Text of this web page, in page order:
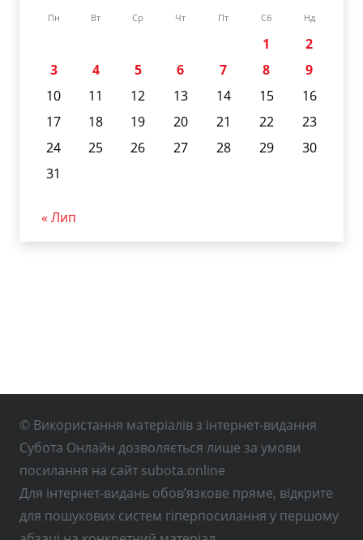
Пн Вт Ср Чт Пт Сб Нд
1
2
3
4 5 6 7 8
9
10
11 12 13 14 15
16
17
18 19 20 21 22
23
24
25 26 27 28 29
30
31
« Лип
© Використання матеріалів з інтернет-видання
Субота Онлайн дозволяється лише за умови
посилання на сайт subota.online
Для інтернет-видань обов’язкове пряме, відкрите
для пошукових систем гіперпосилання у першому